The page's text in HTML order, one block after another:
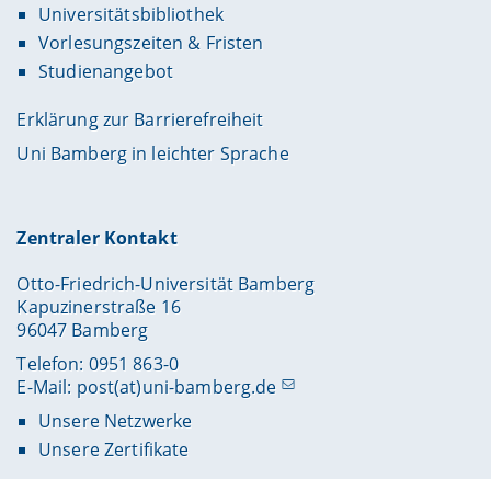
Universitätsbibliothek
Vorlesungszeiten & Fristen
Studienangebot
Erklärung zur Barrierefreiheit
Uni Bamberg in leichter Sprache
Zentraler Kontakt
Otto-Friedrich-Universität Bamberg
Kapuzinerstraße 16
96047 Bamberg
Telefon: 0951 863-0
E-Mail: post(at)uni-bamberg.de
Unsere Netzwerke
Unsere Zertifikate